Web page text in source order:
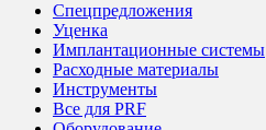
Спецпредложения
Уценка
Имплантационные системы
Расходные материалы
Инструменты
Все для PRF